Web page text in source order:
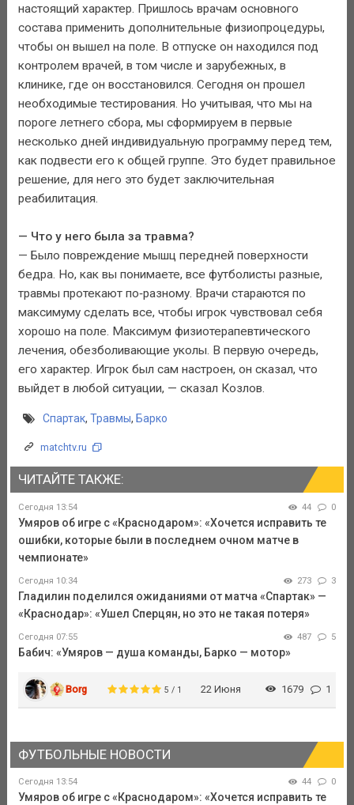
настоящий характер. Пришлось врачам основного
состава применить дополнительные физиопроцедуры,
чтобы он вышел на поле. В отпуске он находился под
контролем врачей, в том числе и зарубежных, в
клинике, где он восстановился. Сегодня он прошел
необходимые тестирования. Но учитывая, что мы на
пороге летнего сбора, мы сформируем в первые
несколько дней индивидуальную программу перед тем,
как подвести его к общей группе. Это будет правильное
решение, для него это будет заключительная
реабилитация.
— Что у него была за травма?
— Было повреждение мышц передней поверхности
бедра. Но, как вы понимаете, все футболисты разные,
травмы протекают по‑разному. Врачи стараются по
максимуму сделать все, чтобы игрок чувствовал себя
хорошо на поле. Максимум физиотерапевтического
лечения, обезболивающие уколы. В первую очередь,
его характер. Игрок был сам настроен, он сказал, что
выйдет в любой ситуации, — сказал Козлов.
Спартак, Травмы, Барко
matchtv.ru
ЧИТАЙТЕ ТАКЖЕ:
Сегодня 13:54 44 0
Умяров об игре с «Краснодаром»: «Хочется исправить те
ошибки, которые были в последнем очном матче в
чемпионате»
Сегодня 10:34 273 3
Гладилин поделился ожиданиями от матча «Спартак» —
«Краснодар»: «Ушел Сперцян, но это не такая потеря»
Сегодня 07:55 487 5
Бабич: «Умяров — душа команды, Барко — мотор»
Borg 5 / 1 22 Июня 1679 1
ФУТБОЛЬНЫЕ НОВОСТИ
Сегодня 13:54 44 0
Умяров об игре с «Краснодаром»: «Хочется исправить те